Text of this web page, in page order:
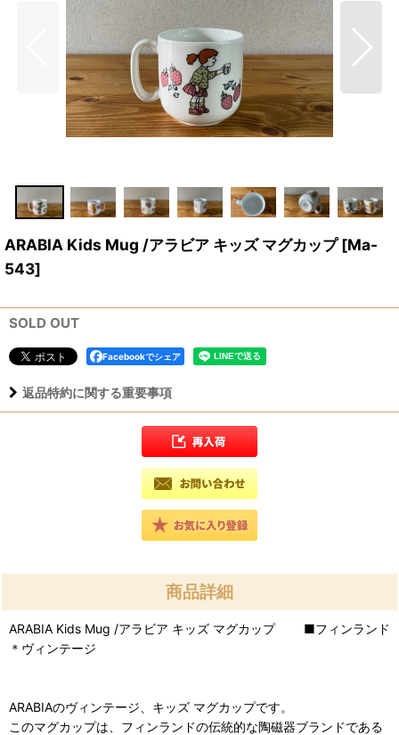
ARABIA Kids Mug /アラビア キッズ マグカップ [Ma-
543]
SOLD OUT
Facebookでシェア
返品特約に関する重要事項
商品詳細
ARABIA Kids Mug /アラビア キッズ マグカップ ■フィンランド
＊ヴィンテージ
ARABIAのヴィンテージ、キッズ マグカップです。
このマグカップは、フィンランドの伝統的な陶磁器ブランドである